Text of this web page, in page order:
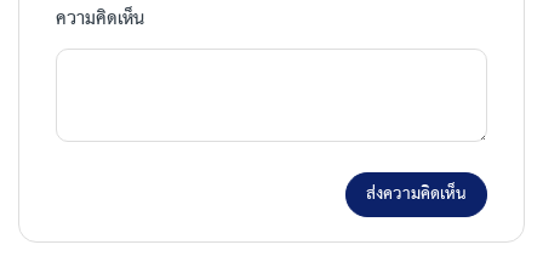
ความคิดเห็น
ส่งความคิดเห็น